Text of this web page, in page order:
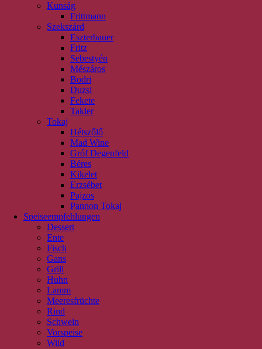
Kunság
Frittmann
Szekszárd
Eszterbauer
Fritz
Sebestyén
Mészáros
Bodri
Duzsi
Fekete
Takler
Tokaj
Hétszőlő
Mad Wine
Gróf Degenfeld
Béres
Kikelet
Erzsébet
Pajzos
Pannon Tokaj
Speiseempfehlungen
Dessert
Ente
Fisch
Gans
Grill
Huhn
Lamm
Meeresfrüchte
Rind
Schwein
Vorspeise
Wild